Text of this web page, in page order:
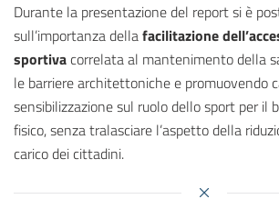
Durante la presentazione del report si è
sull’importanza dellafacilitazione
sportivacorrelata al mantenimento della
le barriere architettoniche e promuovendo
sensibilizzazione sul ruolo dello sport per il
fisico, senza tralasciare l’aspetto della
carico dei cittadini.